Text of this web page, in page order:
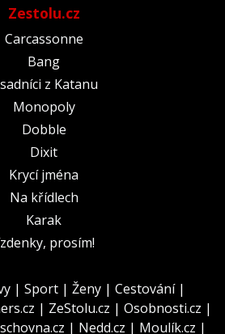
Zestolu.cz
Carcassonne
Bang
z Katanu
Monopoly
Dobble
Dixit
Krycí jména
Na křídlech
Karak
prosím!
| Sport | Ženy | Cestování|
| ZeStolu.cz | Osobnosti.cz |
| Nedd.cz | Moulík.cz |